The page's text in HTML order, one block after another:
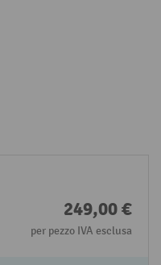
249,00 €
per pezzo IVA esclusa